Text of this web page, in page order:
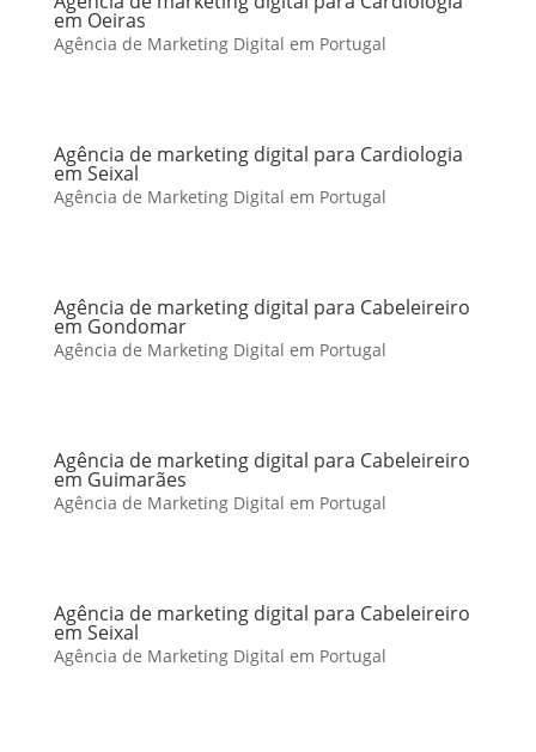
em Oeiras
Agência de Marketing Digital em Portugal
Agência de marketing digital para Cardiologia
em Seixal
Agência de Marketing Digital em Portugal
Agência de marketing digital para Cabeleireiro
em Gondomar
Agência de Marketing Digital em Portugal
Agência de marketing digital para Cabeleireiro
em Guimarães
Agência de Marketing Digital em Portugal
Agência de marketing digital para Cabeleireiro
em Seixal
Agência de Marketing Digital em Portugal